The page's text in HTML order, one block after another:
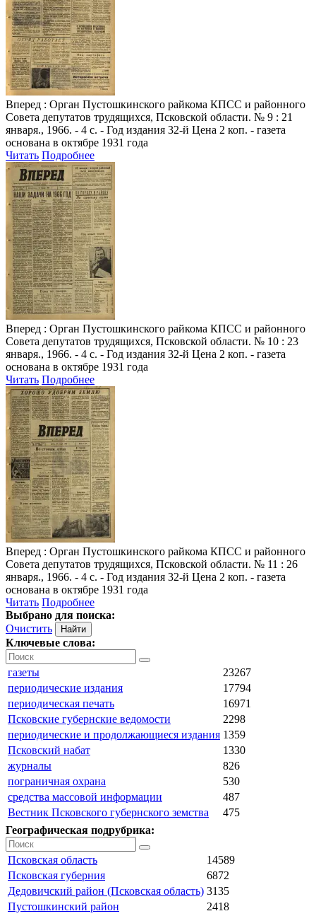
Вперед : Орган Пустошкинского райкома КПСС и районного
Совета депутатов трудящихся, Псковской области. № 9 : 21
января., 1966. - 4 с. - Год издания 32-й Цена 2 коп. - газета
основана в октябре 1931 года
Читать Подробнее
Вперед : Орган Пустошкинского райкома КПСС и районного
Совета депутатов трудящихся, Псковской области. № 10 : 23
января., 1966. - 4 с. - Год издания 32-й Цена 2 коп. - газета
основана в октябре 1931 года
Читать Подробнее
Вперед : Орган Пустошкинского райкома КПСС и районного
Совета депутатов трудящихся, Псковской области. № 11 : 26
января., 1966. - 4 с. - Год издания 32-й Цена 2 коп. - газета
основана в октябре 1931 года
Читать Подробнее
Выбрано для поиска:
Очистить
Ключевые слова:
газеты
23267
периодические издания
17794
периодическая печать
16971
Псковские губернские ведомости
2298
периодические и продолжающиеся издания 1359
Псковский набат
1330
журналы
826
пограничная охрана
530
средства массовой информации
487
Вестник Псковского губернского земства
475
Географическая подрубрика:
Псковская область
14589
Псковская губерния
6872
Дедовичский район (Псковская область) 3135
Пустошкинский район
2418